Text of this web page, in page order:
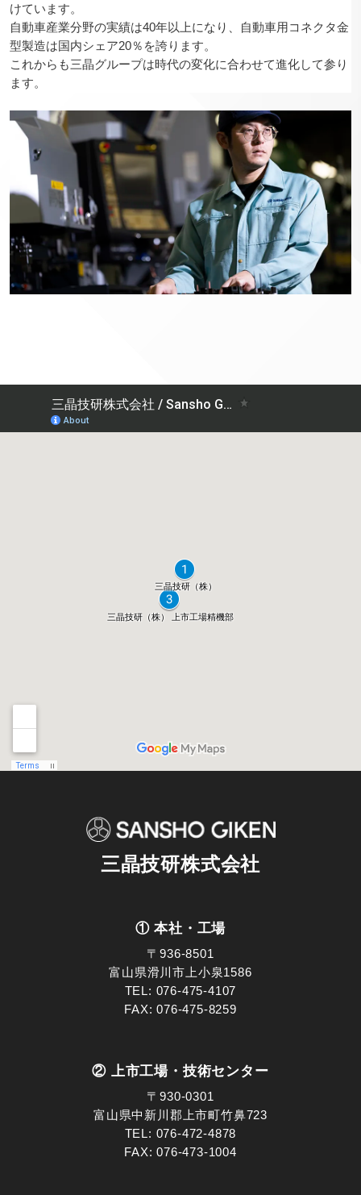
けています。
自動車産業分野の実績は40年以上になり、自動車用コネクタ金
型製造は国内シェア20％を誇ります。
これからも三晶グループは時代の変化に合わせて進化して参り
ます。
三晶技研株式会社
① 本社・工場
〒936-8501
富山県滑川市上小泉1586
TEL: 076-475-4107
FAX: 076-475-8259
② 上市工場・技術センター
〒930-0301
富山県中新川郡上市町竹鼻723
TEL: 076-472-4878
FAX: 076-473-1004